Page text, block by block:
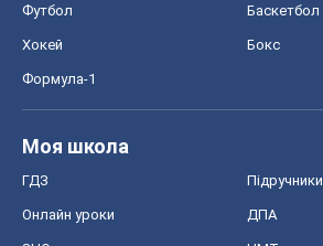
Футбол Баскетбол
Хокей Бокс
Формула-1
Моя школа
ГДЗ Підручники
Онлайн уроки ДПА